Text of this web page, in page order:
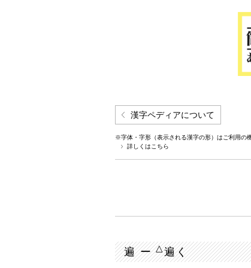
漢字ペディアについて
※字体・字形（表示される漢字の形）はご利用の
詳しくはこちら
遍 ー△遍く